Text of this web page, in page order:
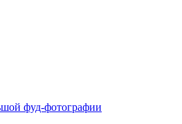
фуд-фотографии